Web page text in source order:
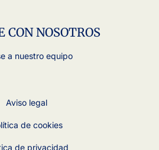
CON NOSOTROS
a nuestro equipo
Aviso legal
de cookies
de privacidad